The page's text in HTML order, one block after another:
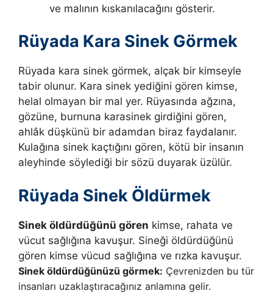
ve malının kıskanılacağını gösterir.
Rüyada Kara Sinek Görmek
Rüyada kara sinek görmek, alçak bir kimseyle
tabir olunur. Kara sinek yediğini gören kimse,
helal olmayan bir mal yer. Rüyasında ağzına,
gözüne, burnuna karasinek girdiğini gören,
ahlâk düşkünü bir adamdan biraz faydalanır.
Kulağına sinek kaçtığını gören, kötü bir insanın
aleyhinde söylediği bir sözü duyarak üzülür.
Rüyada Sinek Öldürmek
Sinek öldürdüğünü gören kimse, rahata ve
vücut sağlığına kavuşur. Sineği öldürdüğünü
gören kimse vücud sağlığına ve rızka kavuşur.
Sinek öldürdü­ğünüzü görmek: Çevrenizden bu tür
insanları uzaklaştıracağınız anlamına gelir.